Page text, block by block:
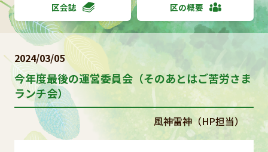
区会誌 区の概要
2024/03/05
今年度最後の運営委員会（そのあとはご苦労さま
ランチ会）
風神雷神（HP担当）